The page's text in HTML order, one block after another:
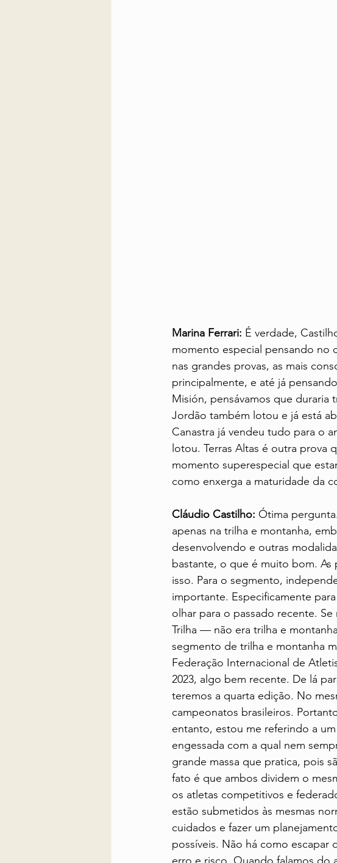
Marina Ferrari: É verdade,
momento especial pensando no
nas grandes provas, as mais
principalmente, e até já
Misión, pensávamos que duraria
Jordão também lotou e já está
Canastra já vendeu tudo para o
lotou. Terras Altas é outra prova
momento superespecial que
como enxerga a maturidade da
Cláudio Castilho: Ótima
apenas na trilha e montanha,
desenvolvendo e outras
bastante, o que é muito bom.
isso. Para o segmento,
importante. Especificamente
olhar para o passado recente.
Trilha — não era trilha e
segmento de trilha e montanha
Federação Internacional de
2023, algo bem recente. De lá
teremos a quarta edição. No
campeonatos brasileiros.
entanto, estou me referindo a
engessada com a qual nem
grande massa que pratica, pois
fato é que ambos dividem o
os atletas competitivos e
estão submetidos às mesmas
cuidados e fazer um
possíveis. Não há como escapar